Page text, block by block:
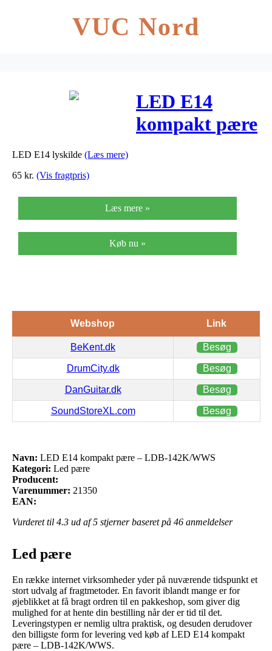
VUC Nord
LED E14
kompakt pære
LED E14 lyskilde (Læs mere)
65 kr. (Vis fragtpris)
Læs mere »
Køb nu »
Webshop Link
BeKent.dk Besøg
DrumCity.dk Besøg
DanGuitar.dk Besøg
SoundStoreXL.com Besøg
Navn: LED E14 kompakt pære – LDB-142K/WWS
Kategori: Led pære
Producent:
Varenummer: 21350
EAN:
Vurderet til 4.3 ud af 5 stjerner baseret på 46 anmeldelser
Led pære
En række internet virksomheder yder på nuværende tidspunkt et
stort udvalg af fragtmetoder. En favorit iblandt mange er for
øjeblikket at få bragt ordren til en pakkeshop, som giver dig
mulighed for at hente din bestilling når der er tid til det.
Leveringstypen er nemlig ultra praktisk, og desuden derudover
den billigste form for levering ved køb af LED E14 kompakt
pære – LDB-142K/WWS.